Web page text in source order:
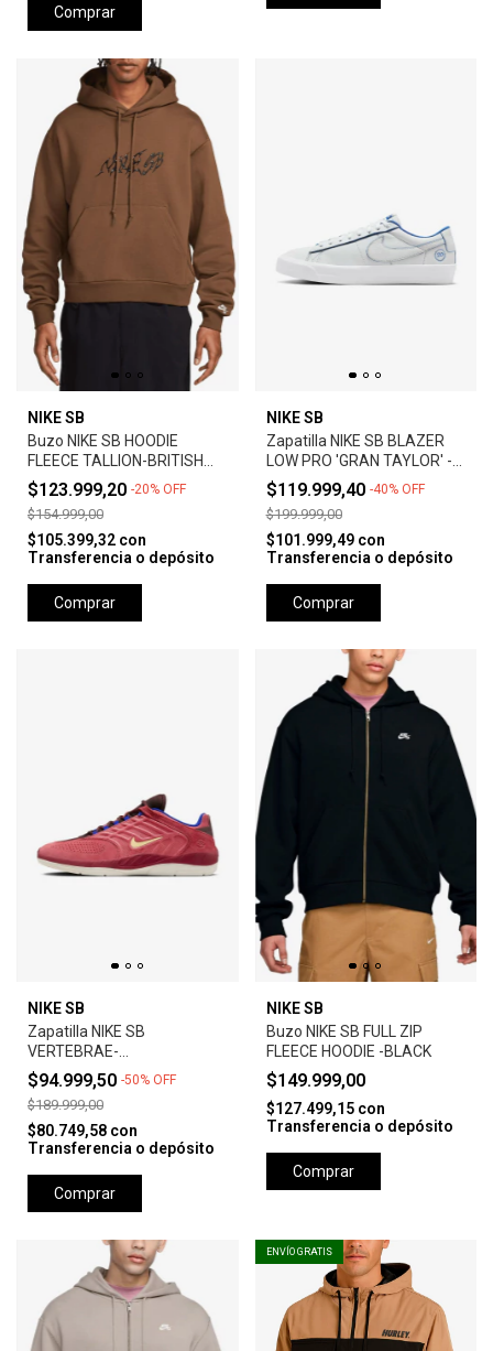
Comprar
NIKE SB
Buzo NIKE SB HOODIE
FLEECE TALLION-BRITISH
TAN
$123.999,20 -20% OFF
$154.999,00
$105.399,32 con
Transferencia o depósito
Comprar
NIKE SB
Zapatilla NIKE SB BLAZER
LOW PRO 'GRAN TAYLOR' -
SUMMIT WHITE
$119.999,40 -40% OFF
$199.999,00
$101.999,49 con
Transferencia o depósito
Comprar
NIKE SB
Zapatilla NIKE SB
VERTEBRAE-
ADOBE/EARTH/NOBLE
RED/MELON TINT
$94.999,50 -50% OFF
$189.999,00
$80.749,58 con
Transferencia o depósito
Comprar
NIKE SB
Buzo NIKE SB FULL ZIP
FLEECE HOODIE -BLACK
$149.999,00
$127.499,15 con
Transferencia o depósito
Comprar
ENVÍO GRATIS